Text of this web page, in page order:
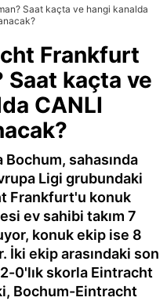
Saat kaçta ve hangi kanalda
Frankfurt
Saat kaçta ve
CANLI
sahasında
Ligi grubundaki
Frankfurt'u konuk
ev sahibi takım 7
konuk ekip ise 8
İki ekip arasındaki son
0'lık skorla Eintracht
Bochum-Eintracht